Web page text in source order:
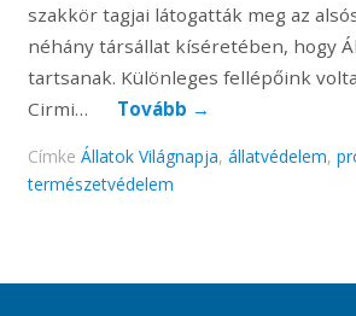
szakkör tagjai látogatták meg az
néhány társállat kíséretében, hogy
tartsanak. Különleges fellépőink
Cirmi…
Tovább →
Címke Állatok Világnapja, állatvédelem,
természetvédelem